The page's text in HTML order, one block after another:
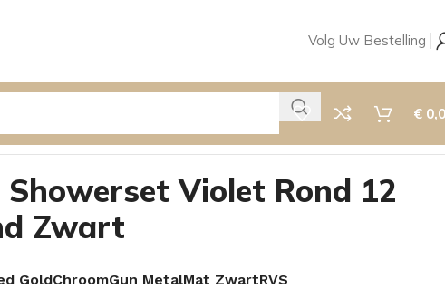
Volg Uw Bestelling
€
Showerset Violet Rond 12
Zwart
GoldChroomGun MetalMat ZwartRVS